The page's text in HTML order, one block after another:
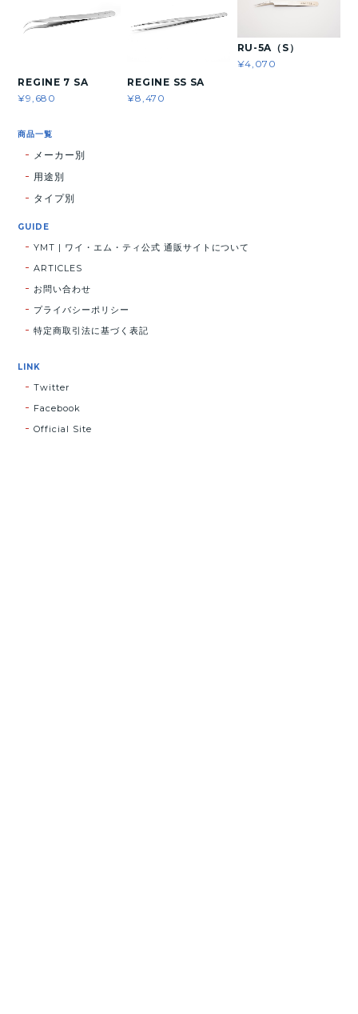
REGINE 7 SA
¥9,680
REGINE SS SA
¥8,470
RU-5A（S）
¥4,070
商品一覧
メーカー別
用途別
タイプ別
GUIDE
YMT | ワイ・エム・ティ公式 通販サイトについて
ARTICLES
お問い合わせ
プライバシーポリシー
特定商取引法に基づく表記
LINK
Twitter
Facebook
Official Site